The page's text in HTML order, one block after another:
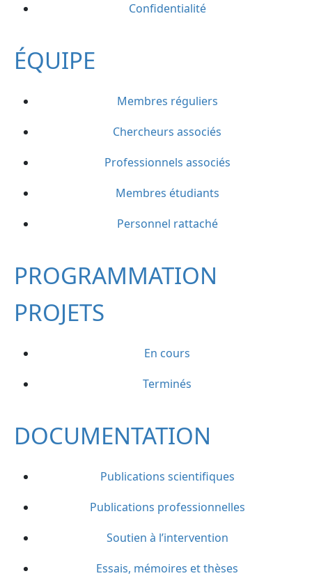
Confidentialité
ÉQUIPE
Membres réguliers
Chercheurs associés
Professionnels associés
Membres étudiants
Personnel rattaché
PROGRAMMATION
PROJETS
En cours
Terminés
DOCUMENTATION
Publications scientifiques
Publications professionnelles
Soutien à l’intervention
Essais, mémoires et thèses